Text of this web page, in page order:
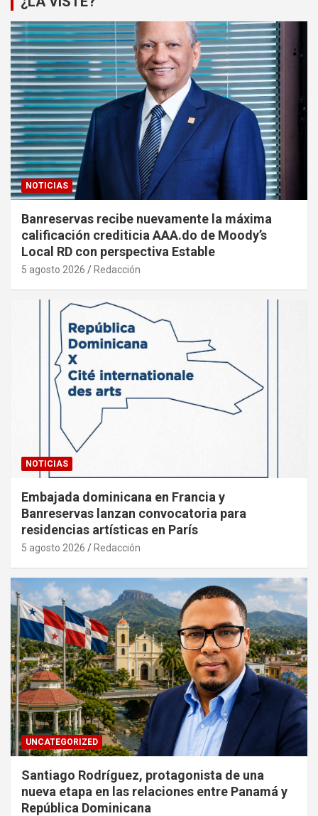
NOTICIAS
Banreservas recibe nuevamente la máxima
calificación crediticia AAA.do de Moody’s
Local RD con perspectiva Estable
5 agosto 2026 Redacción
NOTICIAS
Embajada dominicana en Francia y
Banreservas lanzan convocatoria para
residencias artísticas en París
5 agosto 2026 Redacción
UNCATEGORIZED
Santiago Rodríguez, protagonista de una
nueva etapa en las relaciones entre Panamá y
República Dominicana